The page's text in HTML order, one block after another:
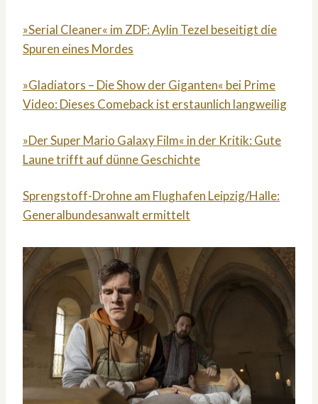
»Serial Cleaner« im ZDF: Aylin Tezel beseitigt die
Spuren eines Mordes
»Gladiators – Die Show der Giganten« bei Prime
Video: Dieses Comeback ist erstaunlich langweilig
»Der Super Mario Galaxy Film« in der Kritik: Gute
Laune trifft auf dünne Geschichte
Sprengstoff-Drohne am Flughafen Leipzig/Halle:
Generalbundesanwalt ermittelt